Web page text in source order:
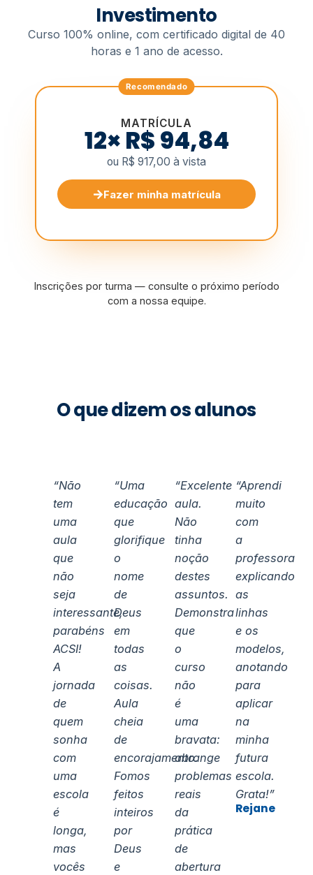
Investimento
Curso 100% online, com certificado digital de 40
horas e 1 ano de acesso.
MATRÍCULA
12× R$ 94,84
ou R$ 917,00 à vista
Fazer minha matrícula
Inscrições por turma — consulte o próximo período
com a nossa equipe.
O que dizem os alunos
“Não
tem
uma
aula
que
não
seja
interessante,
parabéns
ACSI!
A
jornada
de
quem
sonha
com
uma
escola
é
longa,
mas
vocês
“Uma
educação
que
glorifique
o
nome
de
Deus
em
todas
as
coisas.
Aula
cheia
de
encorajamento.
Fomos
feitos
inteiros
por
Deus
e
“Excelente
aula.
Não
tinha
noção
destes
assuntos.
Demonstra
que
o
curso
não
é
uma
bravata:
abrange
problemas
reais
da
prática
de
abertura
“Aprendi
muito
com
a
professora
explicando
as
linhas
e os
modelos,
anotando
para
aplicar
na
minha
futura
escola.
Grata!”
Rejane